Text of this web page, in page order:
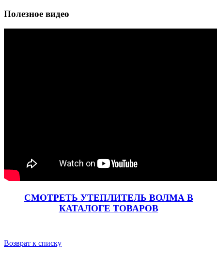
Полезное видео
СМОТРЕТЬ УТЕПЛИТЕЛЬ ВОЛМА В
КАТАЛОГЕ ТОВАРОВ
Возврат к списку